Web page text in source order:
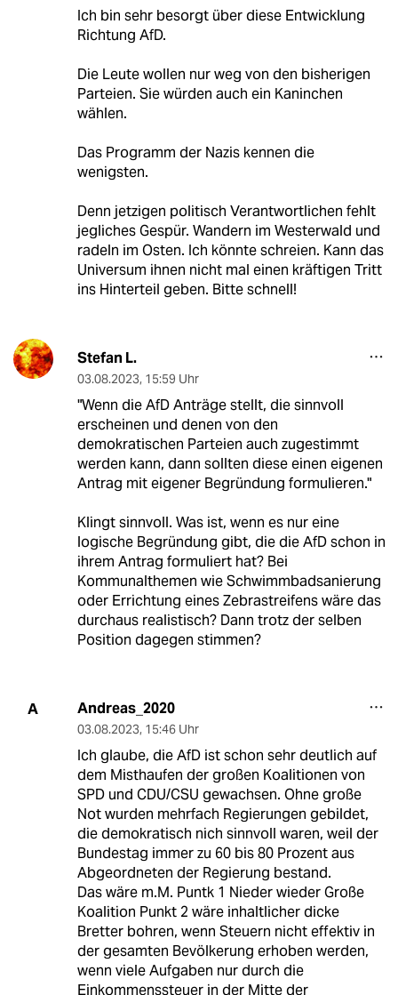
Ich bin sehr besorgt über diese Entwicklung
Richtung AfD.
Die Leute wollen nur weg von den bisherigen
Parteien. Sie würden auch ein Kaninchen
wählen.
Das Programm der Nazis kennen die
wenigsten.
Denn jetzigen politisch Verantwortlichen fehlt
jegliches Gespür. Wandern im Westerwald und
radeln im Osten. Ich könnte schreien. Kann das
Universum ihnen nicht mal einen kräftigen Tritt
ins Hinterteil geben. Bitte schnell!
Stefan L.
03.08.2023, 15:59 Uhr
"Wenn die AfD Anträge stellt, die sinnvoll
erscheinen und denen von den
demokratischen Parteien auch zugestimmt
werden kann, dann sollten diese einen eigenen
Antrag mit eigener Begründung formulieren."
Klingt sinnvoll. Was ist, wenn es nur eine
logische Begründung gibt, die die AfD schon in
ihrem Antrag formuliert hat? Bei
Kommunalthemen wie Schwimmbadsanierung
oder Errichtung eines Zebrastreifens wäre das
durchaus realistisch? Dann trotz der selben
Position dagegen stimmen?
A Andreas_2020
03.08.2023, 15:46 Uhr
Ich glaube, die AfD ist schon sehr deutlich auf
dem Misthaufen der großen Koalitionen von
SPD und CDU/CSU gewachsen. Ohne große
Not wurden mehrfach Regierungen gebildet,
die demokratisch nich sinnvoll waren, weil der
Bundestag immer zu 60 bis 80 Prozent aus
Abgeordneten der Regierung bestand.
Das wäre m.M. Puntk 1 Nieder wieder Große
Koalition Punkt 2 wäre inhaltlicher dicke
Bretter bohren, wenn Steuern nicht effektiv in
der gesamten Bevölkerung erhoben werden,
wenn viele Aufgaben nur durch die
Einkommenssteuer in der Mitte der